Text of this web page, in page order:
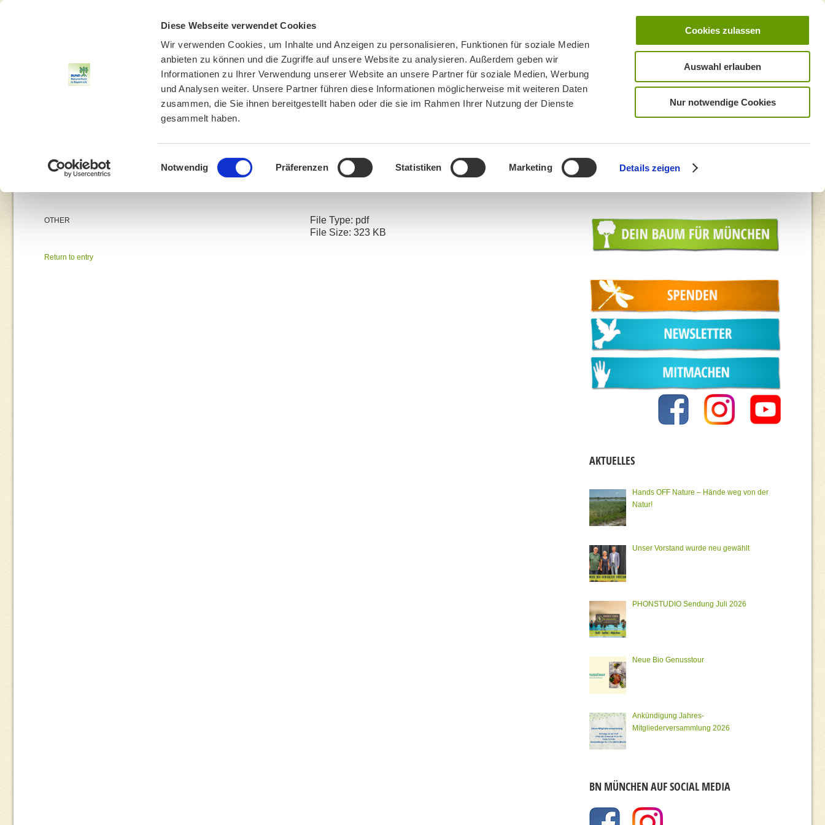
Diese Webseite verwendet Cookies
Wir verwenden Cookies, um Inhalte und Anzeigen zu personalisieren, Funktionen für soziale Medien
anbieten zu können und die Zugriffe auf unsere Website zu analysieren. Außerdem geben wir
Informationen zu Ihrer Verwendung unserer Website an unsere Partner für soziale Medien, Werbung
und Analysen weiter. Unsere Partner führen diese Informationen möglicherweise mit weiteren Daten
zusammen, die Sie ihnen bereitgestellt haben oder die sie im Rahmen Ihrer Nutzung der Dienste
gesammelt haben.
Einwilligungsauswahl
Notwendig Präferenzen Statistiken Marketing Details zeigen
Cookies zulassen
Auswahl erlauben
Nur notwendige Cookies
UMWELTBILDUNG UMWELTBERATUNG BN MÜNCHEN MITMACHEN SPENDEN
You are here: Home » Keine Neuversiegelung in der Ami-Siedlung » 2024 11 27 PM Nachverdichtung Ami-Siedlung
OTHER File Type: pdf
File Size: 323 KB
Return to entry
AKTUELLES
Hands OFF Nature – Hände weg von der
Natur!
Unser Vorstand wurde neu gewählt
PHONSTUDIO Sendung Juli 2026
Neue Bio Genusstour
Ankündigung Jahres-
Mitgliederversammlung 2026
BN MÜNCHEN AUF SOCIAL MEDIA